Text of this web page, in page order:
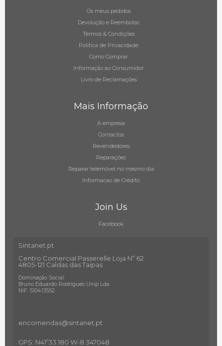
Os meus pedidos
Devolução e Reembolso
Termos & Condições
Política de Privacidade
Como Comprar
Informação ao Consumidor
Livro de Reclamações
Mais Informação
A empresa
Contactos
Revendedores
Reparações
Reparar telemóvel no mesmo dia
Informacao de Crédito
Join Us
Facebook
Sintanet.pt
Centro Comercial Passerelle Loja Nº 62
4805-121 Caldas das Taipas
Dominação Social:
Bruno Eduardo Rodrigues Unip Lda
NIF: 510413552
encomendas@sintanet .pt
GPS: N41º33.180 W-8.347048